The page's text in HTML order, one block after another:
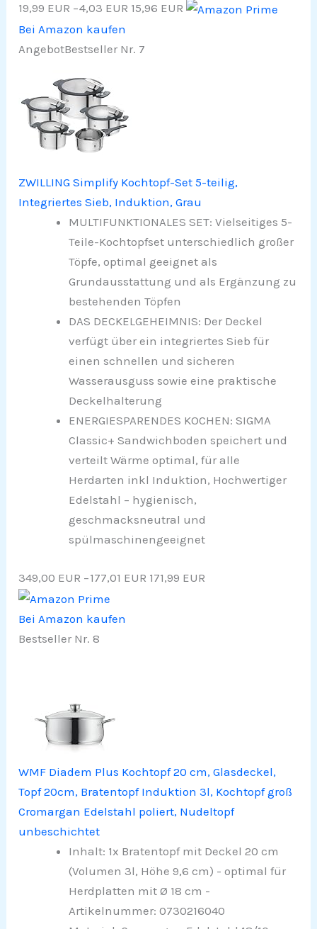
19,99 EUR −4,03 EUR 15,96 EUR
Bei Amazon kaufen
AngebotBestseller Nr. 7
ZWILLING Simplify Kochtopf-Set 5-teilig,
Integriertes Sieb, Induktion, Grau
MULTIFUNKTIONALES SET: Vielseitiges 5-
Teile-Kochtopfset unterschiedlich großer
Töpfe, optimal geeignet als
Grundausstattung und als Ergänzung zu
bestehenden Töpfen
DAS DECKELGEHEIMNIS: Der Deckel
verfügt über ein integriertes Sieb für
einen schnellen und sicheren
Wasserausguss sowie eine praktische
Deckelhalterung
ENERGIESPARENDES KOCHEN: SIGMA
Classic+ Sandwichboden speichert und
verteilt Wärme optimal, für alle
Herdarten inkl Induktion, Hochwertiger
Edelstahl – hygienisch,
geschmacksneutral und
spülmaschinengeeignet
349,00 EUR −177,01 EUR 171,99 EUR
Bei Amazon kaufen
Bestseller Nr. 8
WMF Diadem Plus Kochtopf 20 cm, Glasdeckel,
Topf 20cm, Bratentopf Induktion 3l, Kochtopf groß
Cromargan Edelstahl poliert, Nudeltopf
unbeschichtet
Inhalt: 1x Bratentopf mit Deckel 20 cm
(Volumen 3l, Höhe 9,6 cm) - optimal für
Herdplatten mit Ø 18 cm -
Artikelnummer: 0730216040